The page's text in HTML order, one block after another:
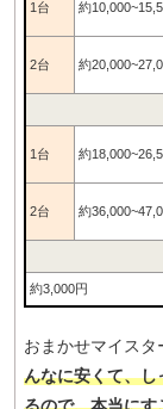
1台 約
2台 約
1台 約
2台 約
約3,000円
おまかせマイスタ
んなに安くて、し